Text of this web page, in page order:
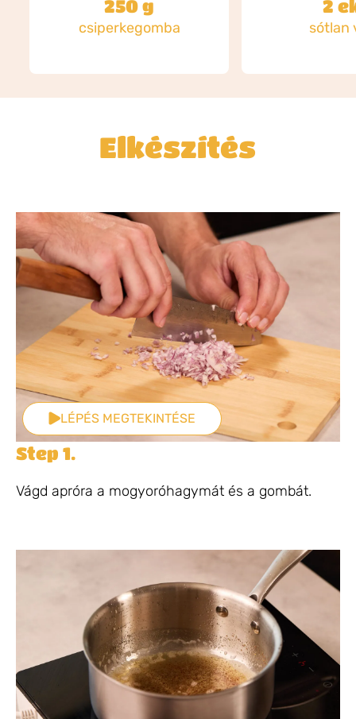
250 g
csiperkegomba
2
sótlan
Elkészítés
LÉPÉS MEGTEKINTÉSE
Step 1.
Vágd apróra a mogyoróhagymát és a gombát.